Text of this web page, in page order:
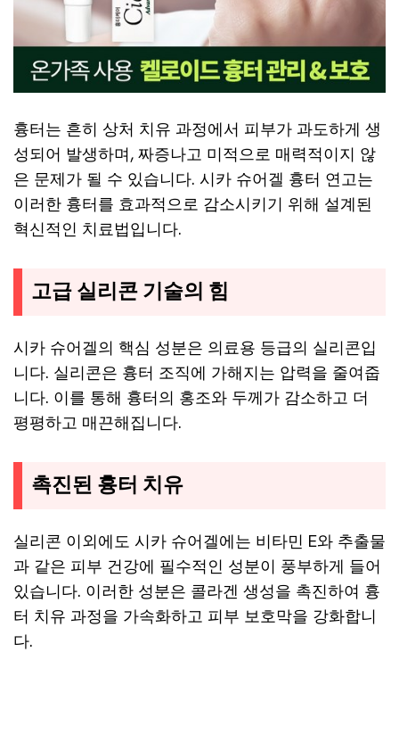
흉터는 흔히 상처 치유 과정에서 피부가 과도하게 생
성되어 발생하며, 짜증나고 미적으로 매력적이지 않
은 문제가 될 수 있습니다. 시카 슈어겔 흉터 연고는
이러한 흉터를 효과적으로 감소시키기 위해 설계된
혁신적인 치료법입니다.
고급 실리콘 기술의 힘
시카 슈어겔의 핵심 성분은 의료용 등급의 실리콘입
니다. 실리콘은 흉터 조직에 가해지는 압력을 줄여줍
니다. 이를 통해 흉터의 홍조와 두께가 감소하고 더
평평하고 매끈해집니다.
촉진된 흉터 치유
실리콘 이외에도 시카 슈어겔에는 비타민 E와 추출물
과 같은 피부 건강에 필수적인 성분이 풍부하게 들어
있습니다. 이러한 성분은 콜라겐 생성을 촉진하여 흉
터 치유 과정을 가속화하고 피부 보호막을 강화합니
다.